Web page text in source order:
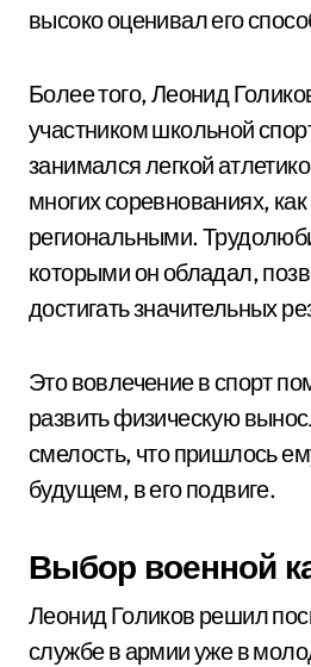
высоко оценивал его
Более того, Леонид
участником школьной
занимался легкой
многих соревнованиях,
региональными.
которыми он обладал,
достигать значительных
Это вовлечение в спорт
развить физическую
смелость, что пришлось
будущем, в его подвиге.
Выбор военной
Леонид Голиков решил
службе в армии уже в